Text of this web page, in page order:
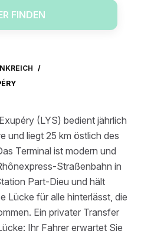
FINDEN
/
(LYS) bedient jährlich
und liegt 25 km östlich des
Terminal ist modern und
Straßenbahn in
Part-Dieu und hält
Lücke für alle hinterlässt, die
Ein privater Transfer
Ihr Fahrer erwartet Sie